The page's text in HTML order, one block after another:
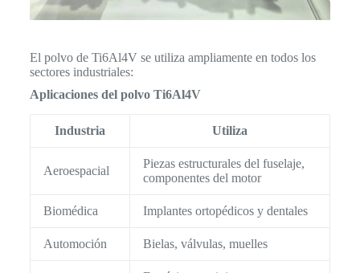
El polvo de Ti6Al4V se utiliza ampliamente en todos los
sectores industriales:
Aplicaciones del polvo Ti6Al4V
Industria Utiliza
Aeroespacial
Piezas estructurales del fuselaje,
componentes del motor
Biomédica Implantes ortopédicos y dentales
Automoción Bielas, válvulas, muelles